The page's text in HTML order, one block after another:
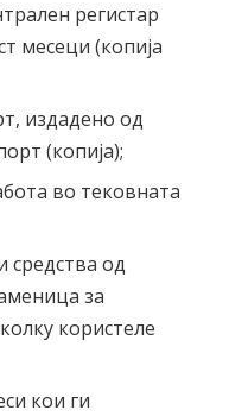
регистар
месеци (копија
издадено од
(копија);
во тековната
средства од
за
користеле
кои ги